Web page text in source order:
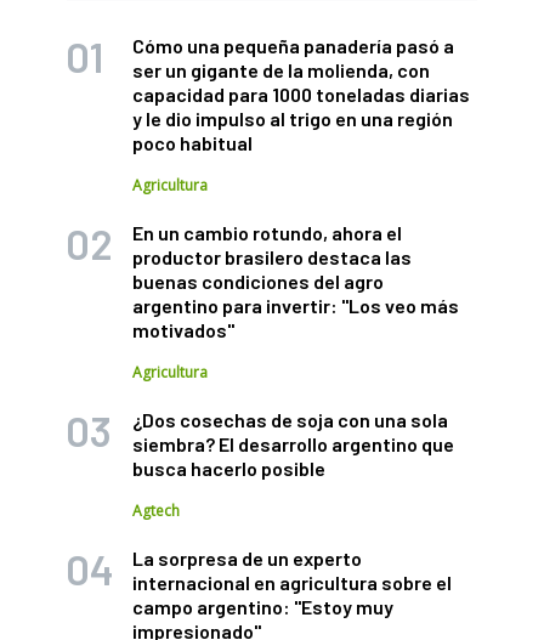
Cómo una pequeña panadería pasó a
ser un gigante de la molienda, con
capacidad para 1000 toneladas diarias
y le dio impulso al trigo en una región
poco habitual
Agricultura
En un cambio rotundo, ahora el
productor brasilero destaca las
buenas condiciones del agro
argentino para invertir: "Los veo más
motivados"
Agricultura
¿Dos cosechas de soja con una sola
siembra? El desarrollo argentino que
busca hacerlo posible
Agtech
La sorpresa de un experto
internacional en agricultura sobre el
campo argentino: "Estoy muy
impresionado"